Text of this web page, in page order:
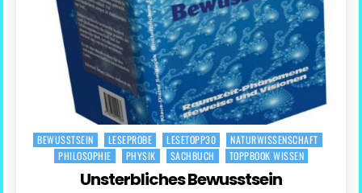
Posted
BEWUSSTSEIN LESEPROBE LESETOPP30
NATURWISSENSCHAFT
PHILOSOPHIE
PHYSIK SACHBUCH TOPPBOOK WISSEN
Unsterbliches Bewusstsein